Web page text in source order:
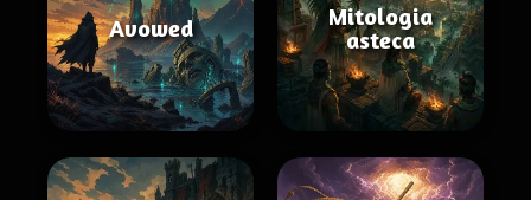
Avowed
Mitologia
asteca